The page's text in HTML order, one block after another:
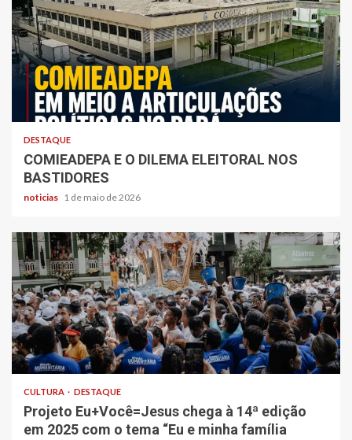
DESTAQUE
COMIEADEPA E O DILEMA ELEITORAL NOS
BASTIDORES
noticias 1 de maio de 2026
CULTURA DESTAQUE
Projeto Eu+Você=Jesus chega à 14ª edição
em 2025 com o tema “Eu e minha família